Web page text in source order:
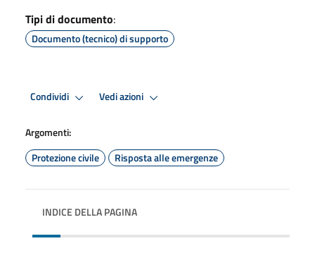
Tipi di documento:
Documento (tecnico) di supporto
Condividi Vedi azioni
Argomenti:
Protezione civile
Risposta alle emergenze
INDICE DELLA PAGINA